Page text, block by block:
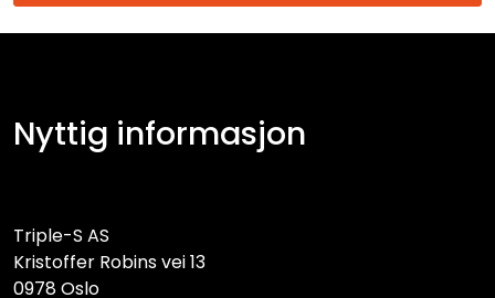
Nyttig informasjon
Triple-S AS
Kristoffer Robins vei 13
0978 Oslo